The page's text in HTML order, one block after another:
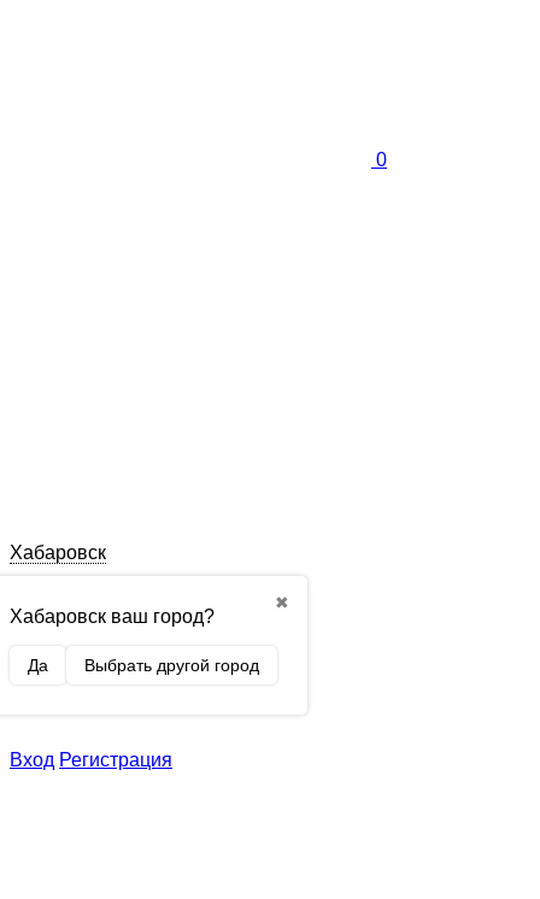
0
Хабаровск
✖
Хабаровск ваш город?
Да Выбрать другой город
Вход Регистрация